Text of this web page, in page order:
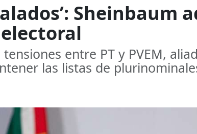
tensiones entre PT y PVEM,
las listas de